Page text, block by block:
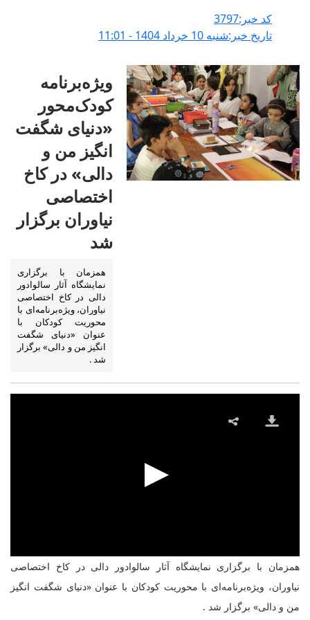
کد خبر:3797
تاریخ خبر:شنبه 10 خرداد 1404 - 11:01
ویژه‌برنامه
کودک‌محور
«دنیای شگفت
انگیز من و
دالی» در کاخ
اختصاصی
نیاوران برگزار
شد
همزمان با برگزاری
نمایشگاه آثار سالوادور
دالی در کاخ اختصاصی
نیاوران، ویژه‌برنامه‌ای با
محوریت کودکان با
عنوان «دنیای شگفت
انگیز من و دالی» برگزار
شد .
همزمان با برگزاری نمایشگاه آثار سالوادور دالی در کاخ اختصاصی
نیاوران، ویژه‌برنامه‌ای با محوریت کودکان با عنوان «دنیای شگفت انگیز
من و دالی» برگزار شد .